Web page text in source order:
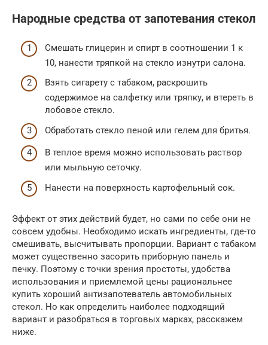
Народные средства от запотевания стекол
Смешать глицерин и спирт в соотношении 1 к
10, нанести тряпкой на стекло изнутри салона.
Взять сигарету с табаком, раскрошить
содержимое на салфетку или тряпку, и втереть в
лобовое стекло.
Обработать стекло пеной или гелем для бритья.
В теплое время можно использовать раствор
или мыльную сеточку.
Нанести на поверхность картофельный сок.
Эффект от этих действий будет, но сами по себе они не
совсем удобны. Необходимо искать ингредиенты, где-то
смешивать, высчитывать пропорции. Вариант с табаком
может существенно засорить приборную панель и
печку. Поэтому с точки зрения простоты, удобства
использования и приемлемой цены рациональнее
купить хороший антизапотеватель автомобильных
стекол. Но как определить наиболее подходящий
вариант и разобраться в торговых марках, расскажем
ниже.